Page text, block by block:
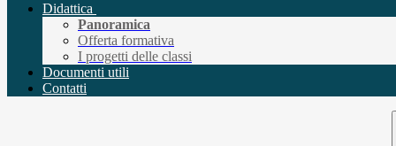
Didattica
Panoramica
Offerta formativa
I progetti delle classi
Documenti utili
Contatti